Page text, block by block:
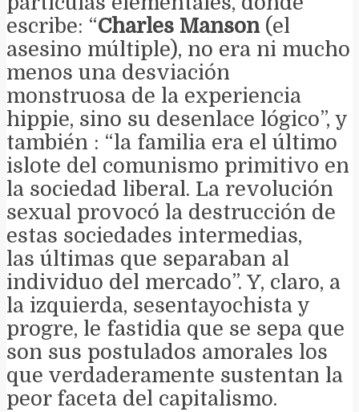
escribe: “Charles Manson (el
asesino múltiple), no era ni mucho
menos una desviación
monstruosa de la experiencia
hippie, sino su desenlace lógico”, y
también : “la familia era el último
islote del comunismo primitivo en
la sociedad liberal. La revolución
sexual provocó la destrucción de
estas sociedades intermedias,
las últimas que separaban al
individuo del mercado”. Y, claro, a
la izquierda, sesentayochista y
progre, le fastidia que se sepa que
son sus postulados amorales los
que verdaderamente sustentan la
peor faceta del capitalismo.